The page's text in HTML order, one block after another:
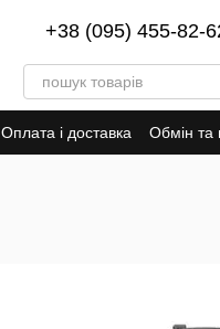
+38 (095) 455-82-
Оплата і доставка Обмін та